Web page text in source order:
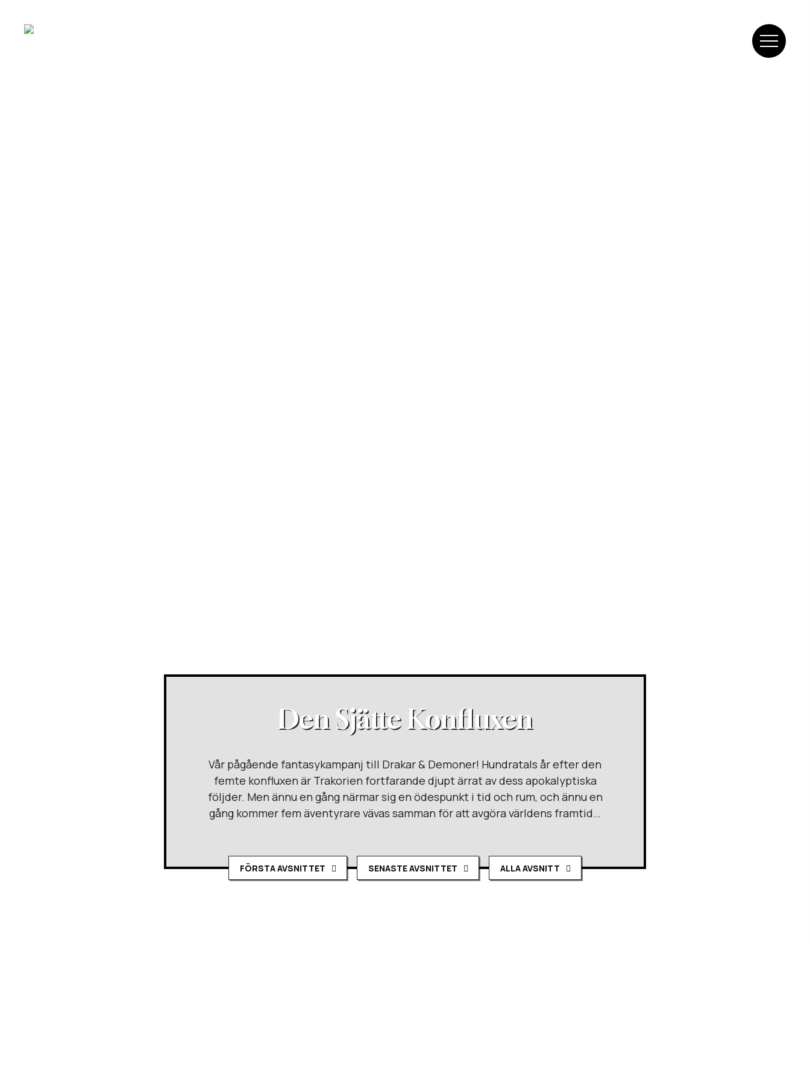
Den Sjätte Konfluxen
Vår pågående fantasykampanj till Drakar & Demoner! Hundratals år efter den
femte konfluxen är Trakorien fortfarande djupt ärrat av dess apokalyptiska
följder. Men ännu en gång närmar sig en ödespunkt i tid och rum, och ännu en
gång kommer fem äventyrare vävas samman för att avgöra världens framtid…
FÖRSTA AVSNITTET SENASTE AVSNITTET ALLA AVSNITT